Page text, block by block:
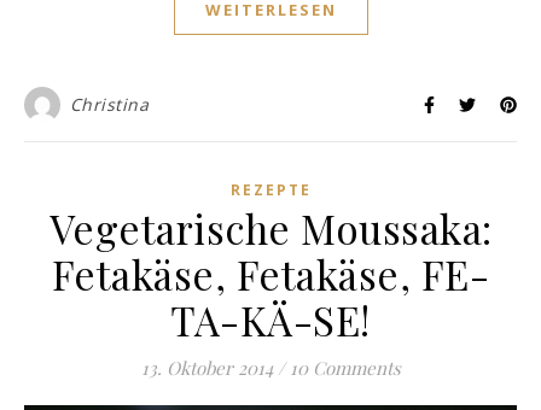
WEITERLESEN
Christina
REZEPTE
Vegetarische Moussaka:
Fetakäse, Fetakäse, FE-
TA-KÄ-SE!
13. Oktober 2014 / 10 Comments